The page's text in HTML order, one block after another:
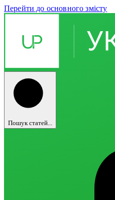
Перейти до основного змісту
Пошук статей...